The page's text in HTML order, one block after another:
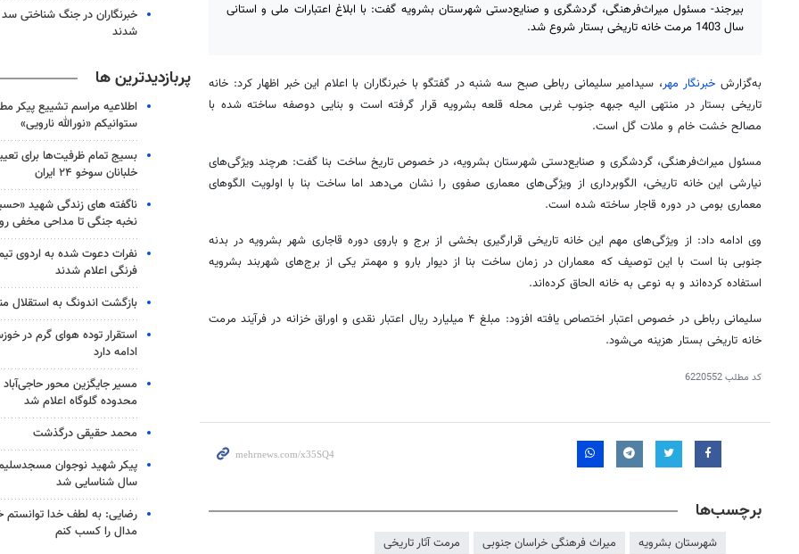
بیرجند- مسئول میراث‌فرهنگی، گردشگری و صنایع‌دستی شهرستان بشرویه گفت: با ابلاغ اعتبارات ملی و استانی
سال 1403 مرمت خانه تاریخی بستار شروع شد.
به‌گزارش خبرنگار مهر، سیدامیر سلیمانی رباطی صبح سه شنبه در گفتگو با خبرنگاران با اعلام این خبر اظهار کرد: خانه
تاریخی بستار در منتهی الیه جبهه جنوب غربی محله قلعه بشرویه قرار گرفته است و بناییدوصفه ساخته شده با
مصالح خشت خام و ملات گل است.
مسئول میراث‌فرهنگی، گردشگری و صنایع‌دستی شهرستان بشرویه، در خصوص تاریخ ساخت بنا گفت: هرچند ویژگی‌های
نیارشی این خانه تاریخی، الگوبرداری از ویژگی‌های معماری صفوی را نشان می‌دهد اما ساخت بنا با اولویت الگوهای
معماری بومی در دوره قاجار ساخته شده است.
وی ادامه داد: از ویژگی‌های مهم این خانه تاریخی قرارگیری بخشی ازبرجو باروی دوره قاجاری شهربشرویهدر بدنه
جنوبیبنا است با این توصیف که معماران در زمان ساخت بنا از دیوار بارو ومهمتریکی از برج‌های شهربندبشرویه
استفاده کرده‌اند و به نوعی به خانه الحاق کرده‌اند.
سلیمانی رباطی در خصوص اعتبار اختصاص یافته افزود: مبلغ ۴ میلیارد ریال اعتبار نقدی و اوراق خزانه در فرآیند مرمت
خانه تاریخی بستار هزینه می‌شود.
کد مطلب6220552
برچسب‌ها
شهرستان بشرویه میراث فرهنگی خراسان جنوبی مرمت آثار تاریخی
خبرنگاران در جنگ شناختی
شدند
پربازدیدترین ها
اطلاعیه مراسم تشییع پیکر
ستوانیکم «نورالله نارویی»
بسیج تمام ظرفیت‌ها برای
خلبانان سوخو ۲۴ ایران
ناگفته های زندگی شهید
نخبه جنگی تا مداحی مخفی
نفرات دعوت شده به اردوی
فرنگی اعلام شدند
بازگشت اندونگ به استقلال
استقرار توده هوای گرم در
ادامه دارد
مسیر جایگزین محور
محدوده گلوگاه اعلام شد
محمد حقیقی درگذشت
سال شناسایی شد
رضایی: به لطف خدا توانستم
مدال را کسب کنم